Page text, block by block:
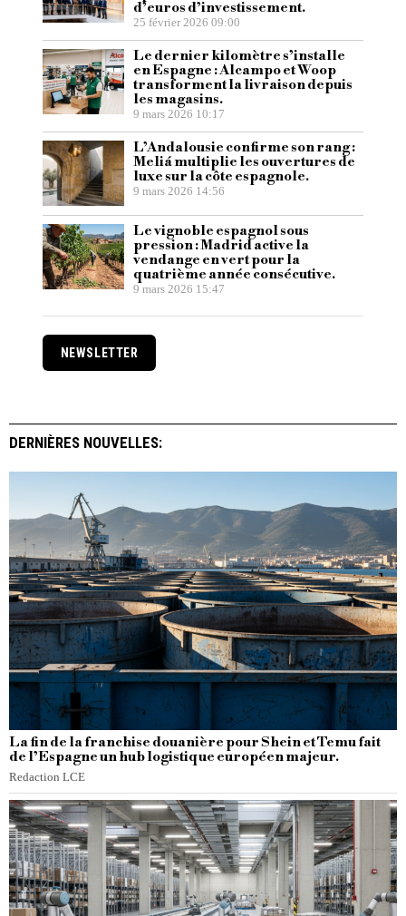
d’euros d’investissement.
25 février 2026 09:00
Le dernier kilomètre s’installe
en Espagne : Alcampo et Woop
transforment la livraison depuis
les magasins.
9 mars 2026 10:17
L’Andalousie confirme son rang :
Meliá multiplie les ouvertures de
luxe sur la côte espagnole.
9 mars 2026 14:56
Le vignoble espagnol sous
pression : Madrid active la
vendange en vert pour la
quatrième année consécutive.
9 mars 2026 15:47
NEWSLETTER
DERNIÈRES NOUVELLES:
La fin de la franchise douanière pour Shein et Temu fait
de l’Espagne un hub logistique européen majeur.
Redaction LCE